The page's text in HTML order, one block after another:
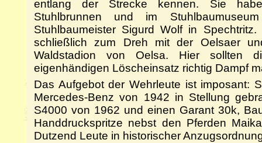
entlang der Strecke kennen. Sie
Stuhlbrunnen und im
Stuhlbaumeister Sigurd Wolf in
schließlich zum Dreh mit der Oelsaer
Waldstadion von Oelsa. Hier sollten
eigenhändigen Löscheinsatz richtig Dampf
Das Aufgebot der Wehrleute ist imposant:
Mercedes-Benz von 1942 in Stellung
S4000 von 1962 und einen Garant 30k,
Handdruckspritze nebst den Pferden
Dutzend Leute in historischer